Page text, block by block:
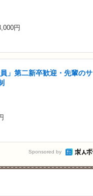
円
」第二新卒歓迎・先輩のサ
Sponsored by